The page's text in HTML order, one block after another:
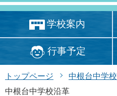
学校案内
行事予定
トップページ 中根台中学校
中根台中学校沿革